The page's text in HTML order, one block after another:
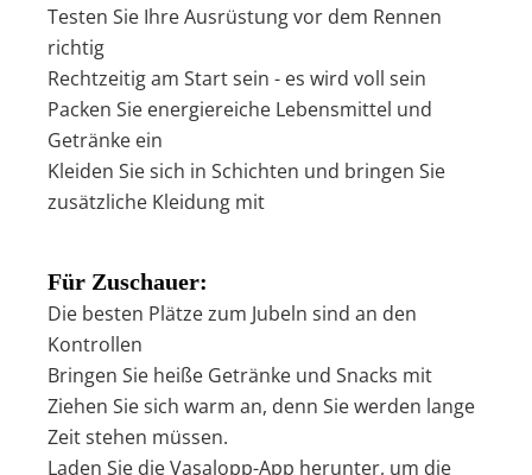
Testen Sie Ihre Ausrüstung vor dem Rennen
richtig
Rechtzeitig am Start sein - es wird voll sein
Packen Sie energiereiche Lebensmittel und
Getränke ein
Kleiden Sie sich in Schichten und bringen Sie
zusätzliche Kleidung mit
Für Zuschauer:
Die besten Plätze zum Jubeln sind an den
Kontrollen
Bringen Sie heiße Getränke und Snacks mit
Ziehen Sie sich warm an, denn Sie werden lange
Zeit stehen müssen.
Laden Sie die Vasalopp-App herunter, um die